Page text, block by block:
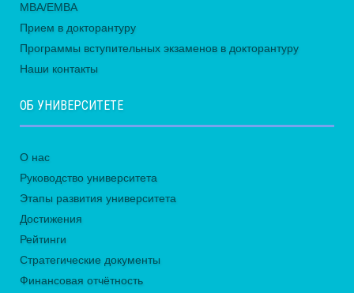
MBA/EMBA
Прием в докторантуру
Программы вступительных экзаменов в докторантуру
Наши контакты
ОБ УНИВЕРСИТЕТЕ
О нас
Руководство университета
Этапы развития университета
Достижения
Рейтинги
Стратегические документы
Финансовая отчётность